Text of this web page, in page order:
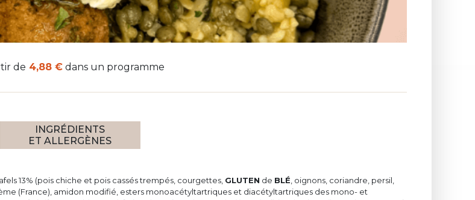
de 4,88 € dans un programme
INGRÉDIENTS
ET ALLERGÈNES
13% (pois chiche et pois cassés trempés, courgettes, GLUTEN de BLÉ , oignons, coriandre, persil,
(France), amidon modifié, esters monoacétyltartriques et diacétyltartriques des mono- et